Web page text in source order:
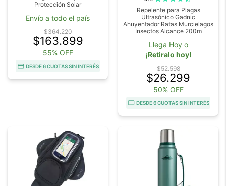
Protección Solar
Envío a todo el país
$364.220
$163.899
55% OFF
DESDE 6 CUOTAS SIN INTERÉS
Repelente para Plagas
Ultrasónico Gadnic
Ahuyentador Ratas Murcielagos
Insectos Alcance 200m
Llega Hoy o
¡Retiralo hoy!
$52.598
$26.299
50% OFF
DESDE 6 CUOTAS SIN INTERÉS